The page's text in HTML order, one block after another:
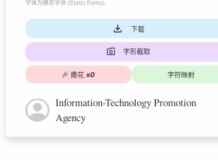
字体为静态字体 (Static Fonts)。
下载
字形截取
🎉 撒花 x0 字符映射
Information-Technology Promotion
Agency